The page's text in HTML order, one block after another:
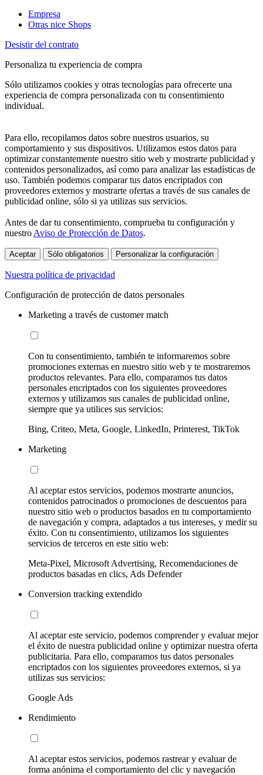
Empresa
Otras nice Shops
Desistir del contrato
Personaliza tu experiencia de compra
Sólo utilizamos cookies y otras tecnologías para ofrecerte una
experiencia de compra personalizada con tu consentimiento
individual.
Para ello, recopilamos datos sobre nuestros usuarios, su
comportamiento y sus dispositivos. Utilizamos estos datos para
optimizar constantemente nuestro sitio web y mostrarte publicidad y
contenidos personalizados, así como para analizar las estadísticas de
uso. También podemos comparar tus datos encriptados con
proveedores externos y mostrarte ofertas a través de sus canales de
publicidad online, sólo si ya utilizas sus servicios.
Antes de dar tu consentimiento, comprueba tu configuración y
nuestroAviso de Protección de Datos.
Aceptar Sólo obligatorios Personalizar la configuración
Nuestra política de privacidad
Configuración de protección de datos personales
Marketing a través de customer match
Con tu consentimiento, también te informaremos sobre
promociones externas en nuestro sitio web y te mostraremos
productos relevantes. Para ello, comparamos tus datos
personales encriptados con los siguientes proveedores
externos y utilizamos sus canales de publicidad online,
siempre que ya utilices sus servicios:
Bing, Criteo, Meta, Google, LinkedIn, Printerest, TikTok
Marketing
Al aceptar estos servicios, podemos mostrarte anuncios,
contenidos patrocinados o promociones de descuentos para
nuestro sitio web o productos basados en tu comportamiento
de navegación y compra, adaptados a tus intereses, y medir su
éxito. Con tu consentimiento, utilizamos los siguientes
servicios de terceros en este sitio web:
Meta-Pixel, Microsoft Advertising, Recomendaciones de
productos basadas en clics, Ads Defender
Conversion tracking extendido
Al aceptar este servicio, podemos comprender y evaluar mejor
el éxito de nuestra publicidad online y optimizar nuestra oferta
publicitaria. Para ello, comparamos tus datos personales
encriptados con los siguientes proveedores externos, si ya
utilizas sus servicios:
Google Ads
Rendimiento
Al aceptar estos servicios, podemos rastrear y evaluar de
forma anónima el comportamiento del clic y navegación